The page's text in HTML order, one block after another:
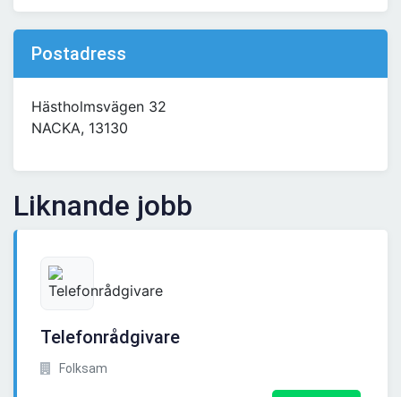
Postadress
Hästholmsvägen 32
NACKA, 13130
Liknande jobb
Telefonrådgivare
Folksam